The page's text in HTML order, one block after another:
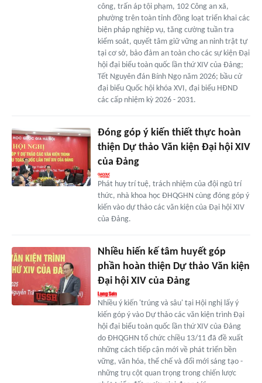
công, trấn áp tội phạm, 102 Công an xã,
phường trên toàn tỉnh đồng loạt triển khai các
biện pháp nghiệp vụ, tăng cường tuần tra
kiểm soát, quyết tâm giữ vững an ninh trật tự
tại cơ sở, bảo đảm an toàn cho các sự kiện Đại
hội đại biểu toàn quốc lần thứ XIV của Đảng;
Tết Nguyên đán Bính Ngọ năm 2026; bầu cử
đại biểu Quốc hội khóa XVI, đại biểu HĐND
các cấp nhiệm kỳ 2026 - 2031.
Đóng góp ý kiến thiết thực hoàn
thiện Dự thảo Văn kiện Đại hội XIV
của Đảng
Phát huy trí tuệ, trách nhiệm của đội ngũ trí
thức, nhà khoa học ĐHQGHN cùng đóng góp ý
kiến vào dự thảo các văn kiện của Đại hội XIV
của Đảng.
Nhiều hiến kế tâm huyết góp
phần hoàn thiện Dự thảo Văn kiện
Đại hội XIV của Đảng
Nhiều ý kiến 'trúng và sâu' tại Hội nghị lấy ý
kiến góp ý vào Dự thảo các văn kiện trình Đại
hội đại biểu toàn quốc lần thứ XIV của Đảng
do ĐHQGHN tổ chức chiều 13/11 đã đề xuất
những cách tiếp cận mới về phát triển bền
vững, văn hóa, thể chế và đổi mới sáng tạo -
những trụ cột quan trọng trong chiến lược